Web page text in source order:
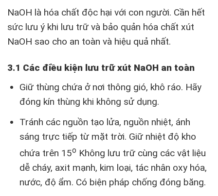
NaOH là hóa chất độc hại với con người. Cần hết
sức lưu ý khi lưu trữ và bảo quản hóa chất xút
NaOH sao cho an toàn và hiệu quả nhất.
3.1 Các điều kiện lưu trữ xút NaOH an toàn
Giữ thùng chứa ở nơi thông gió, khô ráo. Hãy
đóng kín thùng khi không sử dụng.
Tránh các nguồn tạo lửa, nguồn nhiệt, ánh
sáng trực tiếp từ mặt trời. Giữ nhiệt độ kho
chứa trên 15o Không lưu trữ cùng các vật liệu
dễ cháy, axit mạnh, kim loại, tác nhân oxy hóa,
nước, độ ẩm. Có biện pháp chống đóng băng.